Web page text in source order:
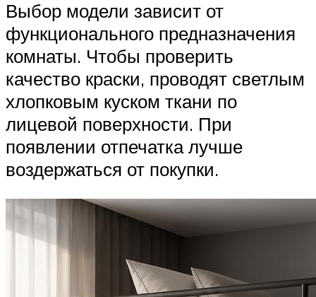
Выбор модели зависит от
функционального предназначения
комнаты. Чтобы проверить
качество краски, проводят светлым
хлопковым куском ткани по
лицевой поверхности. При
появлении отпечатка лучше
воздержаться от покупки.